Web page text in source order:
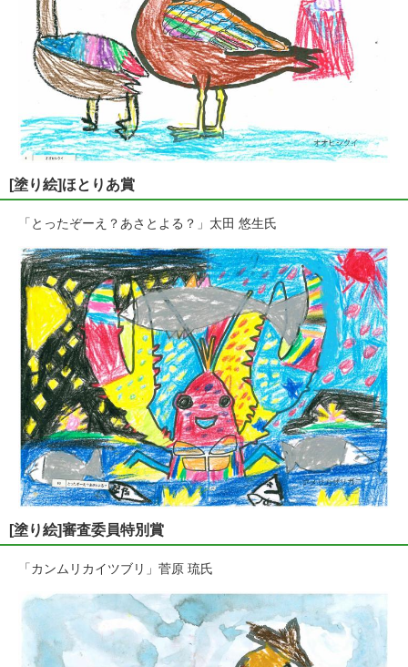
[塗り絵]ほとりあ賞
「とったぞーえ？あさとよる？」太田 悠生氏
[塗り絵]審査委員特別賞
「カンムリカイツブリ」菅原 琉氏